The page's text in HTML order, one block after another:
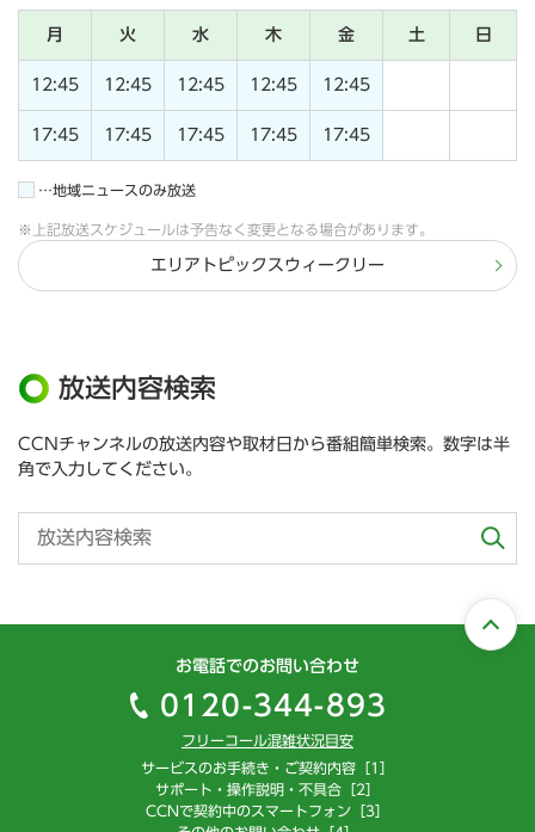
月 火 水 木 金 土 日
12:45 12:45 12:45 12:45 12:45
17:45 17:45 17:45 17:45 17:45
…地域ニュースのみ放送
※上記放送スケジュールは予告なく変更となる場合があります。
エリアトピックスウィークリー
放送内容検索
CCNチャンネルの放送内容や取材日から番組簡単検索。数字は半
角で入力してください。
お電話でのお問い合わせ
0120-344-893
フリーコール混雑状況目安
サービスのお手続き・ご契約内容［1］
サポート・操作説明・不具合［2］
CCNで契約中のスマートフォン［3］